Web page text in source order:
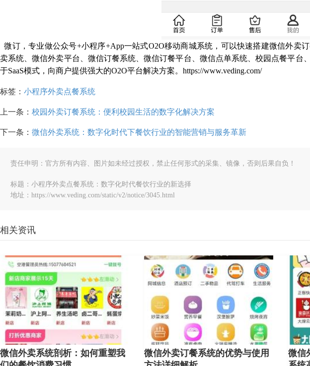
微订，专业做公众号+小程序+App一站式O2O移动商城系统，可以快速搭建微信外卖
卖系统、微信外卖平台、微信订餐系统、微信订餐平台、微信点单系统、校园点餐平台
于SaaS模式，向商户提供强大的O2O平台解决方案。https://www.veding.com/
标签： 小程序外卖点餐系统
上一条： 校园外卖订餐系统：便利校园生活的数字化解决方案
下一条： 微信外卖系统：数字化时代下餐饮行业的智能营销与服务革新
责任申明：官方所有内容、图片如未经过授权，禁止任何形式的采集、镜像，否则后果自负！
标题：小程序外卖点餐系统：数字化时代餐饮行业的新选择
地址：https://www.veding.com/static/v2/notice/3045.html
相关资讯
微信外卖系统剖析：如何重塑我
微信外卖订餐系统的优势与使用
微信